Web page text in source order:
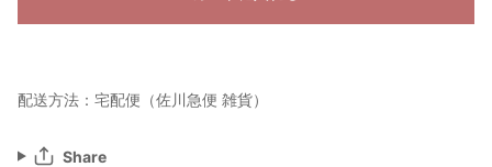
配送方法：宅配便（佐川急便 雑貨）
Share